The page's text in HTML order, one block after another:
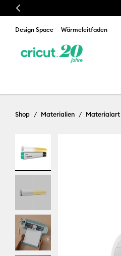
Previous
Design Space Wärmeleitfaden
Shop Materialien Materialart